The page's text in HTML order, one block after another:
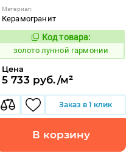
Материал:
Керамогранит
521891
Код товара:
золото лунной гармонии
Цена
5 733 руб./м²
Заказ в 1 клик
В корзину